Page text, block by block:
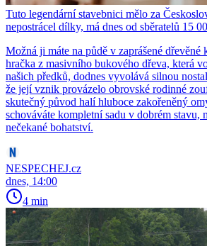
Tuto legendární stavebnici mělo za
nepostrácel dílky, má dnes od sběratelů 15
Možná ji máte na půdě v zaprášené
hračka z masivního bukového dřeva, která
našich předků, dodnes vyvolává silnou
že její vznik provázelo obrovské rodinné
skutečný původ halí hluboce zakořeněný
schováváte kompletní sadu v dobrém stavu,
nečekané bohatství.
NESPECHEJ.cz
dnes, 14:00
4 min